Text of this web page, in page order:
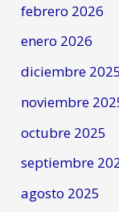
febrero 2026
enero 2026
diciembre 2025
noviembre
octubre 2025
septiembre
agosto 2025